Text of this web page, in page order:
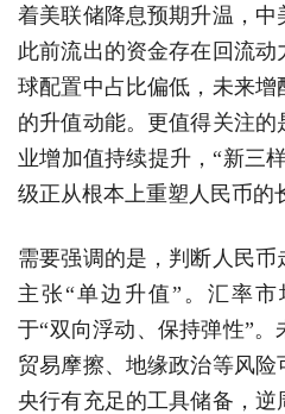
着美联储降息预期升温，中
此前流出的资金存在回流
球配置中占比偏低，未来
的升值动能。更值得关注
业增加值持续提升，“新三
级正从根本上重塑人民币的
需要强调的是，判断人民
主张“单边升值”。汇率
于“双向浮动、保持弹性”。
贸易摩擦、地缘政治等风
央行有充足的工具储备，